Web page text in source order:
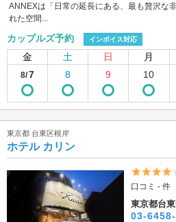
ANNEXは「日常の延長にある、最も贅沢な
れた空間...
カップルズ予約 インボイス対応
金 土 日 月
8/7 8 9 10
東京都 台東区根岸
ホテル カリン
口コミ - 件
東京都台
03-